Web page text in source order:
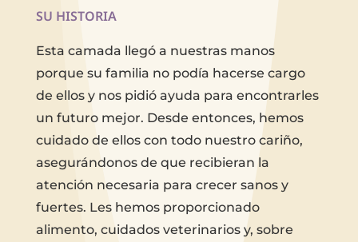
SU HISTORIA
Esta camada llegó a nuestras manos
porque su familia no podía hacerse cargo
de ellos y nos pidió ayuda para encontrarles
un futuro mejor. Desde entonces, hemos
cuidado de ellos con todo nuestro cariño,
asegurándonos de que recibieran la
atención necesaria para crecer sanos y
fuertes. Les hemos proporcionado
alimento, cuidados veterinarios y, sobre